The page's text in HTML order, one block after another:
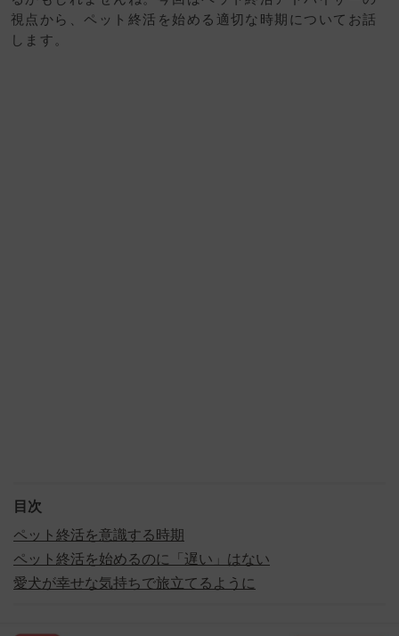
視点から、ペット終活を始める適切な時期についてお話
します。
目次
ペット終活を意識する時期
ペット終活を始めるのに「遅い」はない
愛犬が幸せな気持ちで旅立てるように